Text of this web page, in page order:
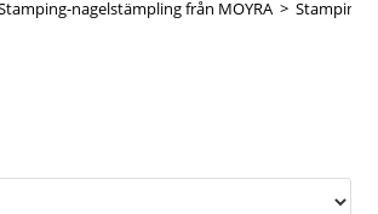
nagelstämpling från MOYRA > Stamping